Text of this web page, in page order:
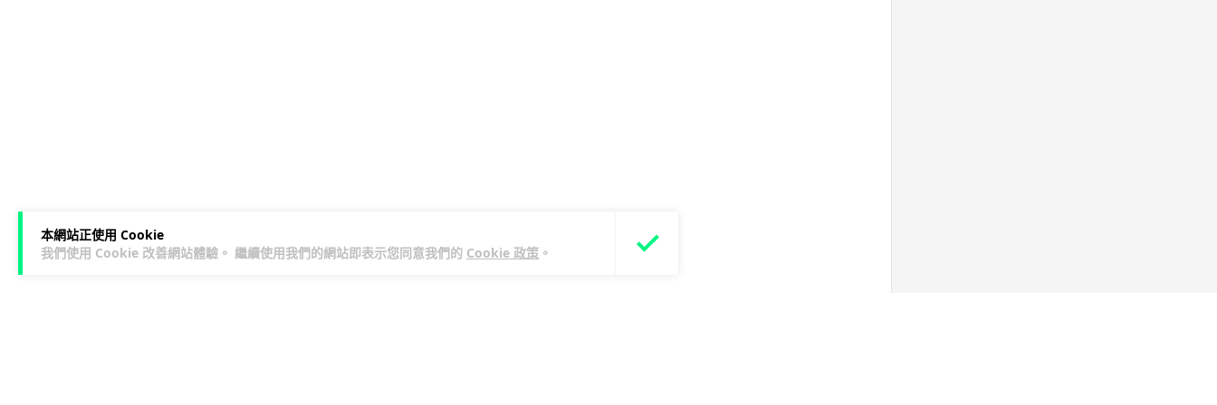
本網站正使用 Cookie
我們使用 Cookie 改善網站體驗。 繼續使用我們的網站即表示您同意我們的 Cookie 政策 。